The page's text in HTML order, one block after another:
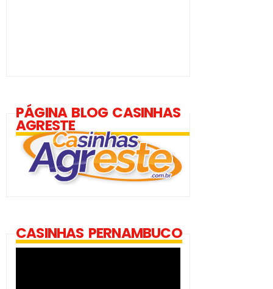
PÁGINA BLOG CASINHAS
AGRESTE
CASINHAS PERNAMBUCO